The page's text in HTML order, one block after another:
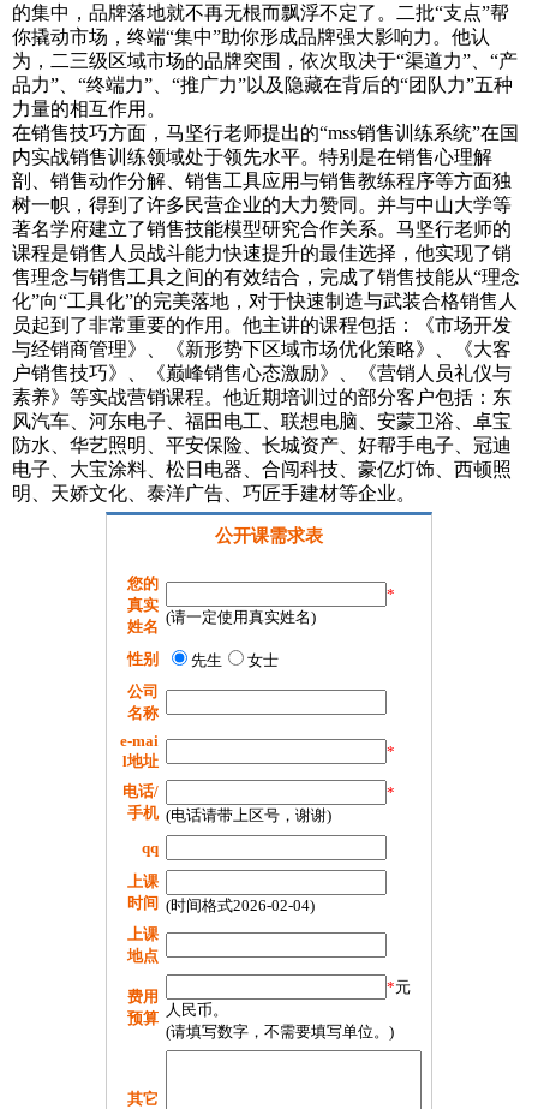
的集中，品牌落地就不再无根而飘浮不定了。二批“支点”帮
你撬动市场，终端“集中”助你形成品牌强大影响力。他认
为，二三级区域市场的品牌突围，依次取决于“渠道力”、“产
品力”、“终端力”、“推广力”以及隐藏在背后的“团队力”五种
力量的相互作用。
在销售技巧方面，马坚行老师提出的“mss销售训练系统”在国
内实战销售训练领域处于领先水平。特别是在销售心理解
剖、销售动作分解、销售工具应用与销售教练程序等方面独
树一帜，得到了许多民营企业的大力赞同。并与中山大学等
著名学府建立了销售技能模型研究合作关系。马坚行老师的
课程是销售人员战斗能力快速提升的最佳选择，他实现了销
售理念与销售工具之间的有效结合，完成了销售技能从“理念
化”向“工具化”的完美落地，对于快速制造与武装合格销售人
员起到了非常重要的作用。他主讲的课程包括：《市场开发
与经销商管理》、《新形势下区域市场优化策略》、《大客
户销售技巧》、《巅峰销售心态激励》、《营销人员礼仪与
素养》等实战营销课程。他近期培训过的部分客户包括：东
风汽车、河东电子、福田电工、联想电脑、安蒙卫浴、卓宝
防水、华艺照明、平安保险、长城资产、好帮手电子、冠迪
电子、大宝涂料、松日电器、合闯科技、豪亿灯饰、西顿照
明、天娇文化、泰洋广告、巧匠手建材等企业。
公开课需求表
您的
真实
姓名
*
(请一定使用真实姓名)
性别 先生
女士
公司
名称
e-mai
l地址
*
电话/
手机
*
(电话请带上区号，谢谢)
qq
上课
时间 (时间格式2026-02-04)
上课
地点
费用
预算
*元
人民币。
(请填写数字，不需要填写单位。)
其它